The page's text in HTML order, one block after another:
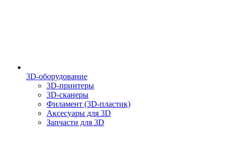
3D-оборудование
3D-принтеры
3D-сканеры
Филамент (3D-пластик)
Аксесуары для 3D
Запчасти для 3D